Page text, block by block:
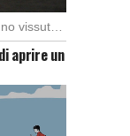
Dal ronzio al boato: così gli attivisti hanno vissuto l’attacco in piena notte. Nella notte […]
aprire un